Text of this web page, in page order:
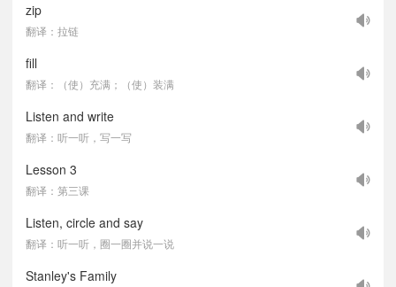
zip
翻译：拉链
fill
翻译：（使）充满；（使）装满
Listen and write
翻译：听一听，写一写
Lesson 3
翻译：第三课
Listen, circle and say
翻译：听一听，圈一圈并说一说
Stanley's Family